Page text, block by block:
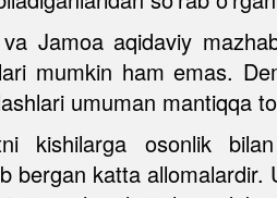
Jamoa aqidaviy
mumkin ham emas.
umuman mantiqqa
kishilarga osonlik
bergan katta